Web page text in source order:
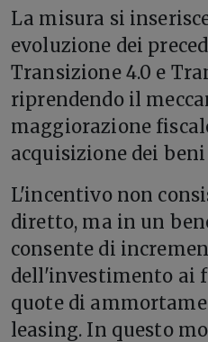
La misura si
evoluzione dei
Transizione 4.0 e
riprendendo il
maggiorazione
acquisizione dei
L'incentivo non
diretto, ma in un
consente di
dell'investimento ai
quote di
leasing. In questo